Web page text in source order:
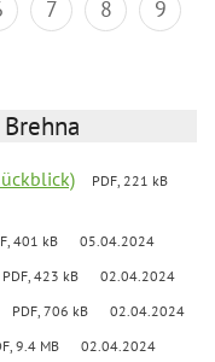
7 8
9
PDF, 221 kB
401 kB 05.04.2024
PDF, 423 kB 02.04.2024
PDF, 706 kB 02.04.2024
9.4 MB 02.04.2024